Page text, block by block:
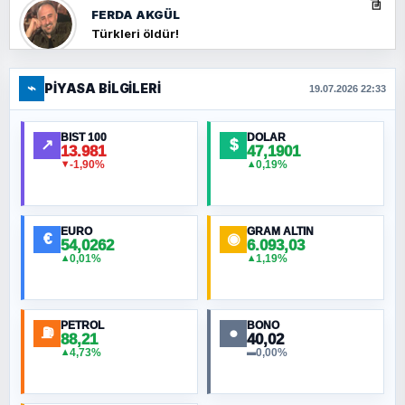
FERDA AKGÜL
Türkleri öldür!
FERHAT BÜYÜKKALKAN
Ankara Zirvesi: NATO Toplantısı mı, Yeni
Ortadoğu Haritasının Provası mı?
MURAT ÖZKAN
NURETTIN BÖLÜK
⌁ PIYASA BILGILERI 19.07.2026 22:33
↗ BIST 100
13.981
▼-1,90%
$ DOLAR
47,1901
▲0,19%
€ EURO
54,0262
▲0,01%
◉ GRAM ALTIN
6.093,03
▲1,19%
⛽ PETROL
88,21
▲4,73%
● BONO
40,02
▬0,00%